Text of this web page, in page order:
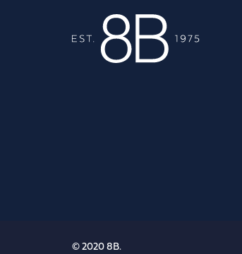
© 2020 8B.